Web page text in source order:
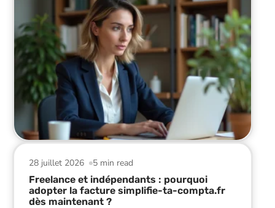
5 min read
28 juillet 2026
Freelance et indépendants : pourquoi
adopter la facture simplifie-ta-compta.fr
dès maintenant ?